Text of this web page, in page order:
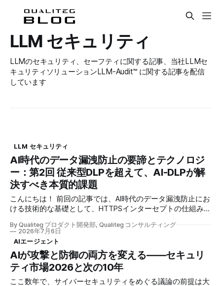
LLM セキュリティ
LLMのセキュリティ、セーフティに関する記事、当社LLMセ
キュリティソリューションLLM-Audit™ に関する記事を配信
しています
LLM セキュリティ
AI時代のデータ漏洩防止の要諦とテクノロジ
ー：第2回 従来型DLPを超えて、AI-DLPが解
決すべき本質的課題
こんにちは！ 前回の記事では、AI時代のデータ漏洩防止にお
ける技術的な基礎として、HTTPSインターセプトの仕組みと
SSL/TLS通信の復号化、中間CA証明書の運用、そして証明書
ピンニングという技術的制約まで、企業がWeb通信を監視す
る際の技術的な現実を明らかにしました。 しかし、これら
のプロキシ技術は、実は既存のDLP製品でも広く採用されて
いる一般的な手法です。メール監視、ファイル転送の制御、
Webアクセスの監査など、従来型のデータ漏洩防止において
By Qualiteg プロダクト開発部, Qualiteg コンサルティング
2026年7月6日
AIエージェント
AIが攻撃と防御の両方を変える――セキュリ
ティ市場2026と次の10年
ここ数年で、サイバーセキュリティをめぐる議論の前提は大